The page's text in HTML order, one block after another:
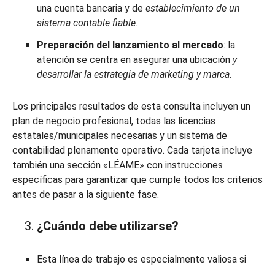
una cuenta bancaria y de establecimiento de un
sistema contable fiable.
Preparación del lanzamiento al mercado: la
atención se centra en asegurar una ubicación y
desarrollar la estrategia de marketing y marca.
Los principales resultados de esta consulta incluyen un
plan de negocio profesional, todas las licencias
estatales/municipales necesarias y un sistema de
contabilidad plenamente operativo. Cada tarjeta incluye
también una sección «LÉAME» con instrucciones
específicas para garantizar que cumple todos los criterios
antes de pasar a la siguiente fase.
¿Cuándo debe utilizarse?
Esta línea de trabajo es especialmente valiosa si